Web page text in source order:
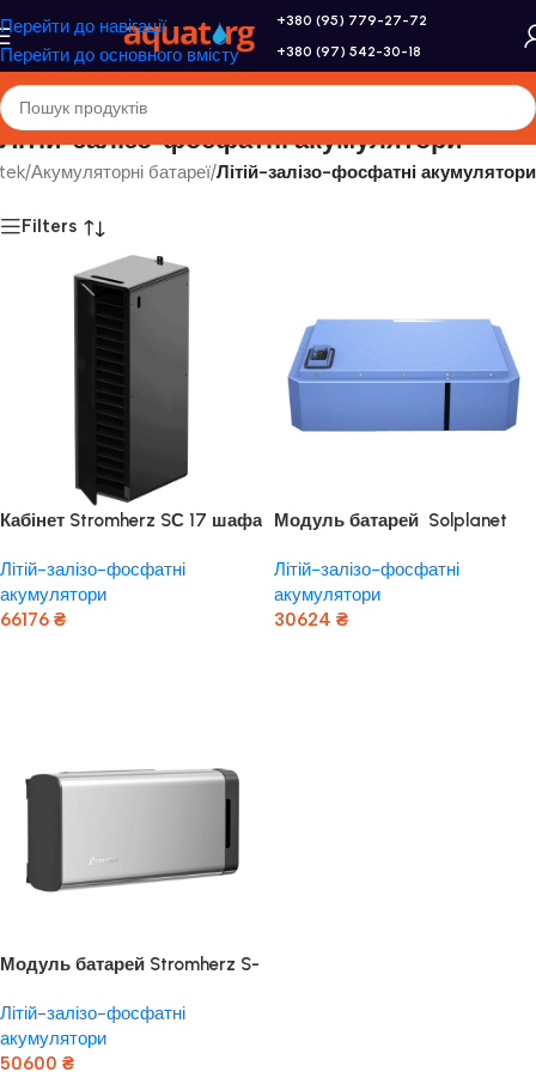
Перейти до навігації
Перейти до основного вмісту
+380 (95) 779-27-72
+380 (97) 542-30-18
Літій-залізо-фосфатні акумулятори
/Акумуляторні батареї/Літій-залізо-фосфатні акумулятори
Filters
Кабінет Stromherz SС 17 шафа
Літій-залізо-фосфатні
акумулятори
66176 ₴
Модуль батарей Solplanet
Літій-залізо-фосфатні
акумулятори
30624 ₴
Модуль батарей Stromherz S-
Літій-залізо-фосфатні
акумулятори
50600 ₴